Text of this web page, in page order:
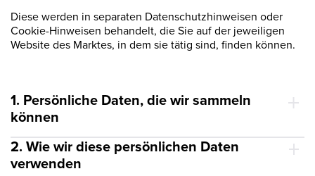
Diese werden in separaten Datenschutzhinweisen oder
Cookie-Hinweisen behandelt, die Sie auf der jeweiligen
Website des Marktes, in dem sie tätig sind, finden können.
1. Persönliche Daten, die wir sammeln
können
2. Wie wir diese persönlichen Daten
verwenden